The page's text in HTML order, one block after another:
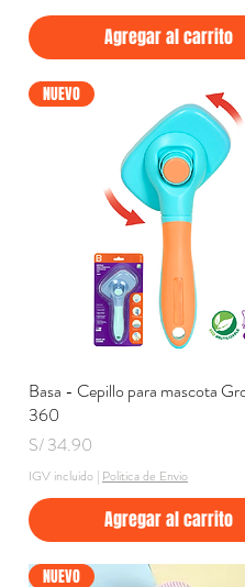
Agregar al carrito
Vista rápida
NUEVO
Basa - Cepillo para mascota
360
Precio
S/ 34.90
IGV incluido | Politica de Envio
Agregar al carrito
NUEVO